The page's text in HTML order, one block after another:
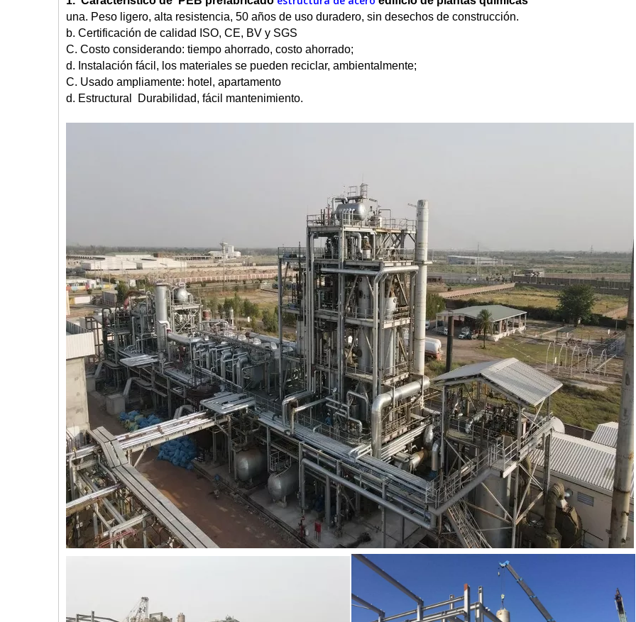
una. Peso ligero, alta resistencia, 50 años de uso duradero, sin desechos de construcción.
b. Certificación de calidad ISO, CE, BV y SGS
C. Costo considerando: tiempo ahorrado, costo ahorrado;
d. Instalación fácil, los materiales se pueden reciclar, ambientalmente;
C. Usado ampliamente: hotel, apartamento
d. Estructural Durabilidad, fácil mantenimiento.